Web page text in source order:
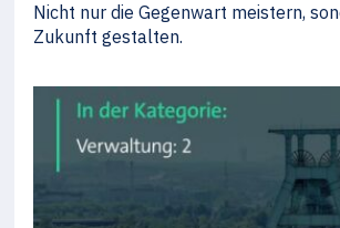
Nicht nur die Gegenwart meistern,
Zukunft gestalten.